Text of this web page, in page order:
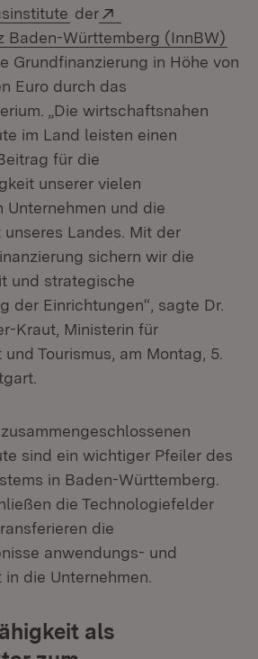
(Öffnet in neuem Fenster)
der
Baden-Württemberg (InnBW)
Grundfinanzierung in Höhe von
Euro durch das
„Die wirtschaftsnahen
im Land leisten einen
für die
unserer vielen
und die
Landes. Mit der
sichern wir die
und strategische
der Einrichtungen“, sagte Dr.
Kraut, Ministerin für
Tourismus, am Montag, 5.
sind ein wichtiger Pfeiler des
in Baden-Württemberg.
die Technologiefelder
die
anwendungs- und
die Unternehmen.
als